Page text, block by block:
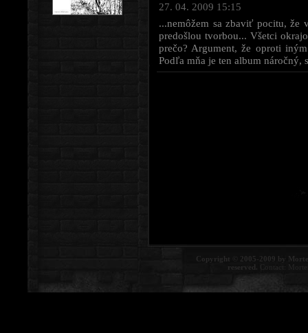
27. 04. 2009 15:15
...nemôžem sa zbaviť pocitu,
predošlou tvorbou... Všetci
prečo? Argument, že oproti
Podľa mňa je ten album
Copyright © 2005-2009 by
reserved. Contact: